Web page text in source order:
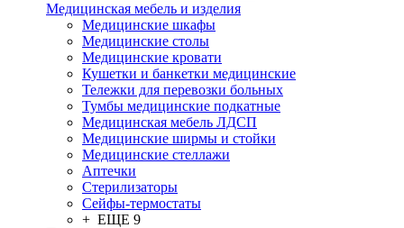
Медицинская мебель и изделия
Медицинские шкафы
Медицинские столы
Медицинские кровати
Кушетки и банкетки медицинские
Тележки для перевозки больных
Тумбы медицинские подкатные
Медицинская мебель ЛДСП
Медицинские ширмы и стойки
Медицинские стеллажи
Аптечки
Стерилизаторы
Сейфы-термостаты
+ ЕЩЕ 9